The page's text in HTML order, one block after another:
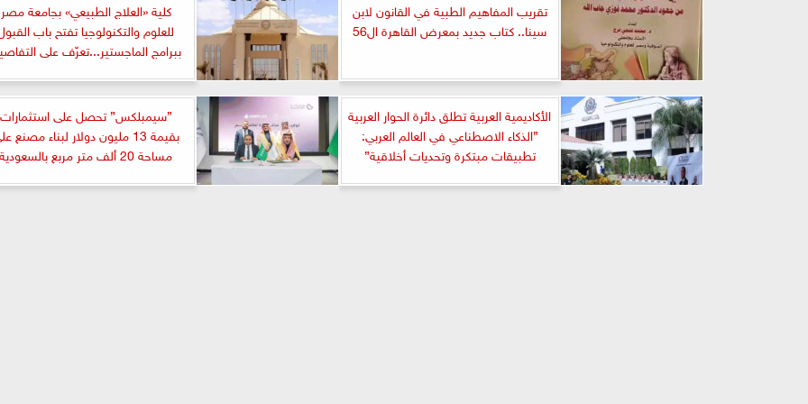
تقريب المفاهيم الطبية في القانون لابن
سينا.. كتاب جديد بمعرض القاهرة ال56
كلية «العلاج الطبيعي» بجامعة مصر
للعلوم والتكنولوجيا تفتح باب
ببرامج الماجستير...تعرّف على
الأكاديمية العربية تطلق دائرة الحوار العربية
”الذكاء الاصطناعي في العالم العربي:
تطبيقات مبتكرة وتحديات أخلاقية”
”سيمبلكس” تحصل على استثمارات
بقيمة 13 مليون دولار لبناء مصنع
مساحة 20 ألف متر مربع بالسعودية